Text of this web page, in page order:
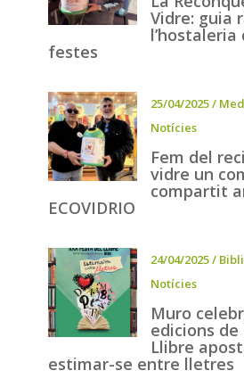
Vidre: guia
festes
25/04/2025/
Notícies
Fem del
vidre un
compartit
ECOVIDRIO
24/04/2025/
Notícies
Muro
edicions de
Llibre
estimar-se entre lletres